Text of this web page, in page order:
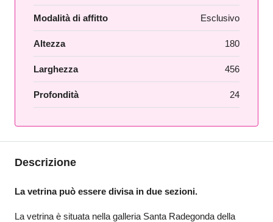
Modalità di affitto Esclusivo
Altezza 180
Larghezza 456
Profondità 24
Descrizione
La vetrina può essere divisa in due sezioni.
La vetrina è situata nella galleria Santa Radegonda della